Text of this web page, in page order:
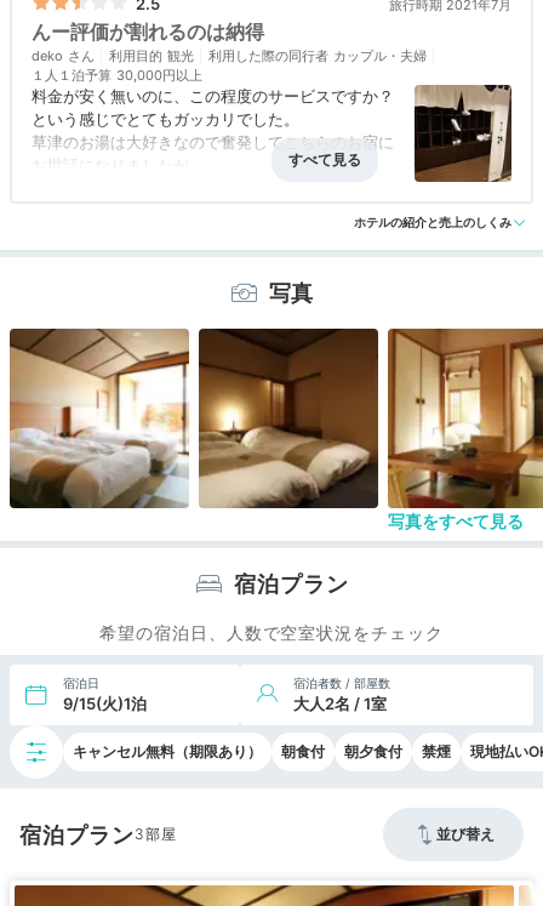
間仕切りのある食事処でいただく、旬の素材たっぷりの
会席料理
宿泊体験や宿公式からのコメントあり
旅行時期 2021年7月
んー評価が割れるのは納得
deko 利用目的 観光 利用した際の同行者 カップル・夫婦
１人１泊予算 30,000円以上
料金が安く無いのに、この程度のサービスですか？
という感じでとてもガッカリでした。
草津のお湯は大好きなので奮発してこちらのお宿に
お世話になりましたが。。。
貸切り露天は時間帯で順番待ちの行列…？待ってま
で入りたく無い。。。
接客も全体的にイマイチ、心のこもったおもてなし
部屋も狭く、部屋風呂は暑すぎて危険なレベルのお
湯が出てきます。全体的に従業員の方のおもてなし
を感じないやっつけ仕事のお宿でした。
若い方には良いのかな？色々経験してる中年にはガ
ッカリのお宿でした。
同じお値段なら違うお宿に泊まります。
アクセス 3.0 コスパ 1.5 客室 3.0 接客対応 2.0 風呂 3.5
ホテルの紹介と売上のしくみ
写真
写真をすべて見る
宿泊プラン
希望の宿泊日、人数で空室状況をチェック
宿泊日
9/15(火)1泊
宿泊者数 / 部屋数
大人2名 / 1室
キャンセル無料（期限あり） 朝食付 朝夕食付 禁煙 現地払い
宿泊プラン3 並び替え